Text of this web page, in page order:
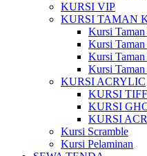
KURSI VIP
KURSI TAMAN
Kursi Taman
Kursi
Kursi Taman
Kursi
KURSI ACRYLIC
KURSI
KURSI
KURSI
Kursi Scramble
Kursi Pelaminan